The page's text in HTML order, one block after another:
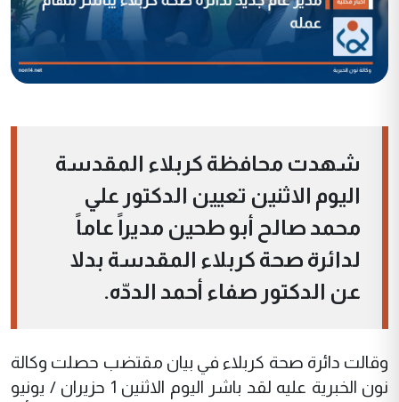
شهدت محافظة كربلاء المقدسة
اليوم الاثنين تعيين الدكتور علي
محمد صالح أبو طحين مديراً عاماً
لدائرة صحة كربلاء المقدسة بدلا
عن الدكتور صفاء أحمد الددّه.
وقالت دائرة صحة كربلاء في بيان مقتضب حصلت وكالة
نون الخبرية عليه لقد باشر اليوم الاثنين 1 حزيران / يونيو